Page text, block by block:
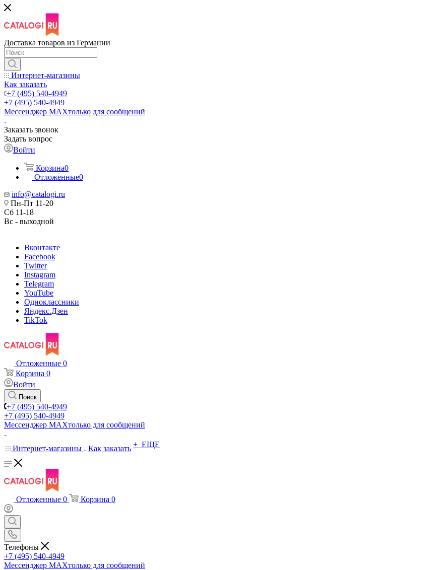
Доставка товаров из Германии
Интернет-магазины
Как заказать
+7 (495) 540-4949
+7 (495) 540-4949
Мессенджер МАХтолько для сообщений
Заказать звонок
Задать вопрос
Войти
Корзина0
Отложенные0
info@catalogi.ru
Пн-Пт 11-20
Сб 11-18
Вс - выходной
Вконтакте
Facebook
Twitter
Instagram
Telegram
YouTube
Одноклассники
Яндекс.Дзен
TikTok
Отложенные 0
Корзина 0
Войти
Поиск
+7 (495) 540-4949
+7 (495) 540-4949
Мессенджер МАХтолько для сообщений
Интернет-магазины Как заказать + ЕЩЕ
Отложенные 0 Корзина 0
Телефоны
+7 (495) 540-4949
Мессенджер МАХтолько для сообщений